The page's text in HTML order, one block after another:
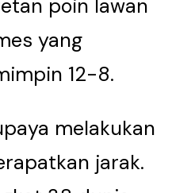
poin lawan
yang
12-8.
melakukan
jarak.